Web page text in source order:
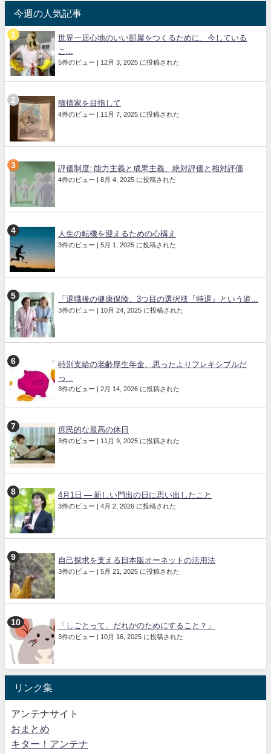
今週の人気記事
世界一居心地のいい部屋をつくるために、今している
こ...
5件のビュー | 12月 3, 2025 に投稿された
猫描家を目指して
4件のビュー | 11月 7, 2025 に投稿された
評価制度: 能力主義と成果主義、絶対評価と相対評価
4件のビュー | 8月 4, 2025 に投稿された
人生の転機を迎えるための心構え
3件のビュー | 5月 1, 2025 に投稿された
「退職後の健康保険、3つ目の選択肢『特退』という道...
3件のビュー | 10月 24, 2025 に投稿された
特別支給の老齢厚生年金、思ったよりフレキシブルだ
っ...
3件のビュー | 2月 14, 2026 に投稿された
庶民的な最高の休日
3件のビュー | 11月 9, 2025 に投稿された
4月1日 ― 新しい門出の日に思い出したこと
3件のビュー | 4月 2, 2026 に投稿された
自己探求を支える日本版オーネットの活用法
3件のビュー | 5月 21, 2025 に投稿された
「しごとって、だれかのためにすること？」
3件のビュー | 10月 16, 2025 に投稿された
リンク集
アンテナサイト
おまとめ
キター！アンテナ